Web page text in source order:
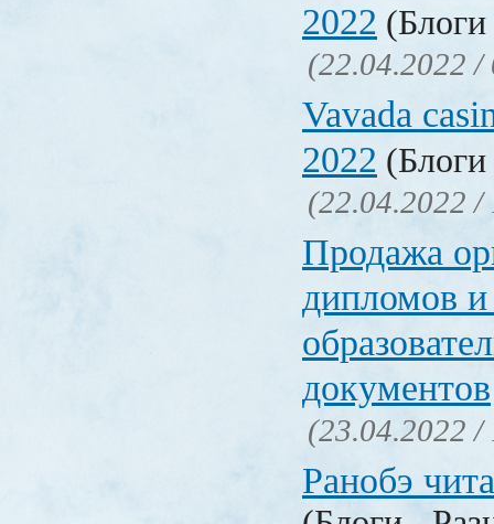
2022
(22.04.2022 /
Vavada
2022
(22.04.2022 /
Продажа
дипломов и
документов
(23.04.2022 /
Ранобэ